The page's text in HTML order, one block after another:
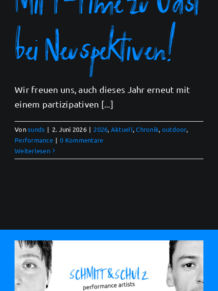
bei Neuspektiven!
Wir freuen uns, auch dieses Jahr erneut mit
einem partizipativen [...]
Vonsunds | 2. Juni 2026 | 2026, Aktuell,Chronik, outdoor,
Performance | 0 Kommentare
Weiterlesen